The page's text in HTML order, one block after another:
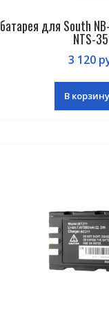
батарея для South
NTS-
3 120
В корзину